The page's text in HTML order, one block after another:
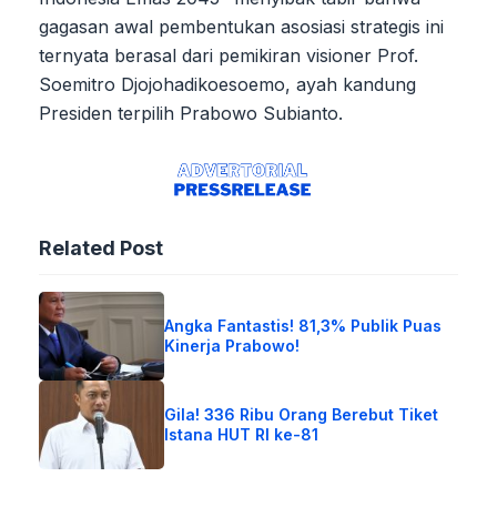
gagasan awal pembentukan asosiasi strategis ini
ternyata berasal dari pemikiran visioner Prof.
Soemitro Djojohadikoesoemo, ayah kandung
Presiden terpilih Prabowo Subianto.
Related Post
Angka Fantastis! 81,3% Publik Puas
Kinerja Prabowo!
Gila! 336 Ribu Orang Berebut Tiket
Istana HUT RI ke-81